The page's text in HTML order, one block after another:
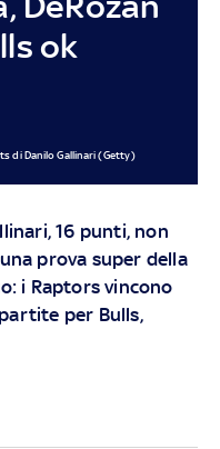
ok
di Danilo Gallinari (Getty)
16 punti, non
prova super della
i Raptors vincono
per Bulls,